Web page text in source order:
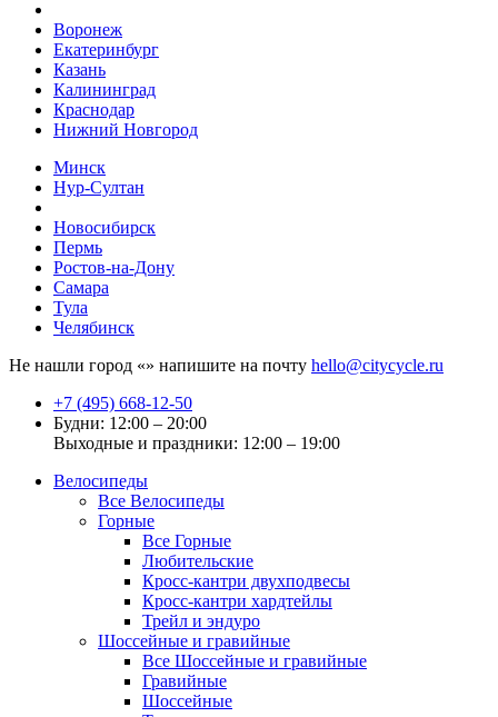
Воронеж
Екатеринбург
Казань
Калининград
Краснодар
Нижний Новгород
Минск
Нур-Султан
Новосибирск
Пермь
Ростов-на-Дону
Самара
Тула
Челябинск
Не нашли город «» напишите на почту hello@citycycle.ru
+7 (495) 668-12-50
Будни: 12:00 – 20:00
Выходные и праздники: 12:00 – 19:00
Велосипеды
Все Велосипеды
Горные
Все Горные
Любительские
Кросс-кантри двухподвесы
Кросс-кантри хардтейлы
Трейл и эндуро
Шоссейные и гравийные
Все Шоссейные и гравийные
Гравийные
Шоссейные